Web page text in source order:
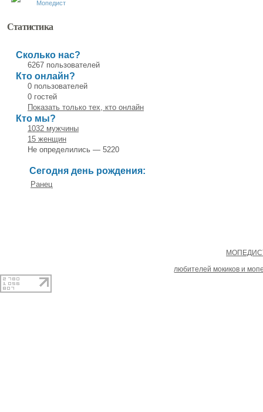
Мопедист
Статистика
Сколько нас?
6267 пользователей
Кто онлайн?
0 пользователей
0 гостей
Показать только тех, кто онлайн
Кто мы?
1032 мужчины
15 женщин
Не определились — 5220
Сегодня день рождения:
Ранец
любителей мокиков и